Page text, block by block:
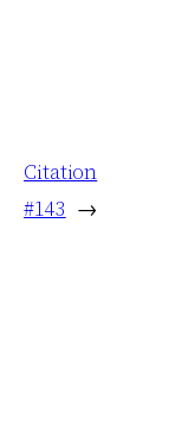
Citation
#143 →